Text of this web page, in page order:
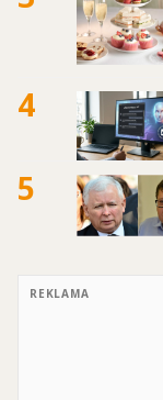
4
5
REKLAMA